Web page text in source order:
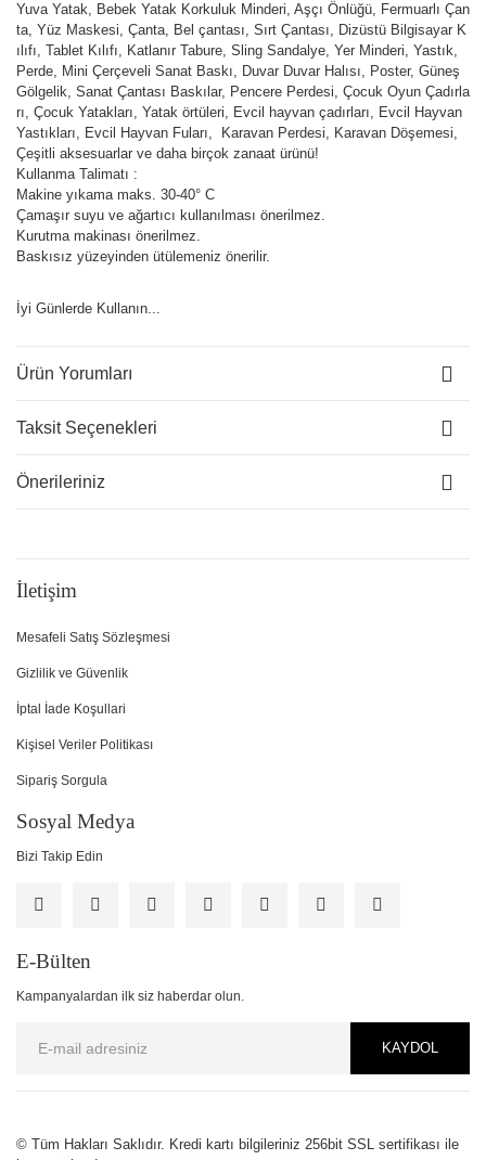
Yuva Yatak, Bebek Yatak Korkuluk Minderi, Aşçı Önlüğü, Fermuarlı Çan
ta, Yüz Maskesi, Çanta, Bel çantası, Sırt Çantası, Dizüstü Bilgisayar K
ılıfı, Tablet Kılıfı, Katlanır Tabure, Sling Sandalye, Yer Minderi, Yastık,
Perde, Mini Çerçeveli Sanat Baskı, Duvar Duvar Halısı, Poster, Güneş
Gölgelik, Sanat Çantası Baskılar, Pencere Perdesi, Çocuk Oyun Çadırla
rı, Çocuk Yatakları, Yatak örtüleri, Evcil hayvan çadırları, Evcil Hayvan
Yastıkları, Evcil Hayvan Fuları, Karavan Perdesi, Karavan Döşemesi,
Çeşitli aksesuarlar ve daha birçok zanaat ürünü!
Kullanma Talimatı :
Makine yıkama maks. 30-40° C
Çamaşır suyu ve ağartıcı kullanılması önerilmez.
Kurutma makinası önerilmez.
Baskısız yüzeyinden ütülemeniz önerilir.
İyi Günlerde Kullanın...
Ürün Yorumları
Taksit Seçenekleri
Önerileriniz
İletişim
Mesafeli Satış Sözleşmesi
Gizlilik ve Güvenlik
İptal İade Koşullari
Kişisel Veriler Politikası
Sipariş Sorgula
Sosyal Medya
Bizi Takip Edin
E-Bülten
Kampanyalardan ilk siz haberdar olun.
KAYDOL
© Tüm Hakları Saklıdır. Kredi kartı bilgileriniz 256bit SSL sertifikası ile